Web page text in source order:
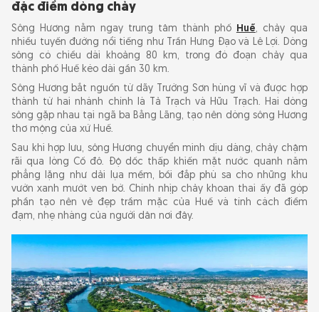
Dấu ấn của sông Hương trong lịch sử và đời
sống văn hóa Huế
Cách di chuyển đến sông Hương thuận tiện
và nhanh chóng
Hướng dẫn cách di chuyển đến Huế
Khám phá sông Hương bằng những phương
tiện đậm chất Huế
Thời điểm đẹp nhất để khám phá sông Hương
Những trải nghiệm không thể bỏ lỡ tại sông
Hương Huế
Chèo SUP khám phá sông Hương
Du ngoạn thuyền rồng và ngắm cảnh trên sông
Hương
đặc điểm dòng chảy
Sông Hương nằm ngay trung tâm thành phố Huế, chảy qua
nhiều tuyến đường nổi tiếng như Trần Hưng Đạo và Lê Lợi. Dòng
sông có chiều dài khoảng 80 km, trong đó đoạn chảy qua
thành phố Huế kéo dài gần 30 km.
Sông Hương bắt nguồn từ dãy Trường Sơn hùng vĩ và được hợp
thành từ hai nhánh chính là Tả Trạch và Hữu Trạch. Hai dòng
sông gặp nhau tại ngã ba Bằng Lãng, tạo nên dòng sông Hương
thơ mộng của xứ Huế.
Sau khi hợp lưu, sông Hương chuyển mình dịu dàng, chảy chậm
rãi qua lòng Cố đô. Độ dốc thấp khiến mặt nước quanh năm
phẳng lặng như dải lụa mềm, bồi đắp phù sa cho những khu
vườn xanh mướt ven bờ. Chính nhịp chảy khoan thai ấy đã góp
phần tạo nên vẻ đẹp trầm mặc của Huế và tính cách điềm
đạm, nhẹ nhàng của người dân nơi đây.